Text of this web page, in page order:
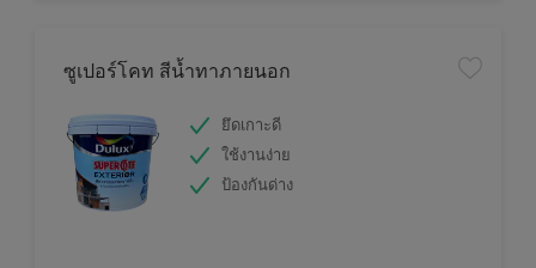
ซูเปอร์โคท สีน้ำทาภายนอก
ยึดเกาะดี
ใช้งานง่าย
ป้องกันด่าง